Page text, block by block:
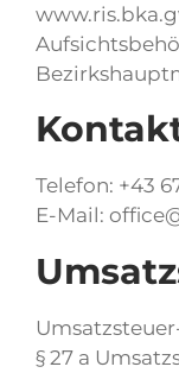
Telefon: +43
E-Mail:
§ 27 a